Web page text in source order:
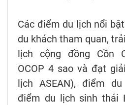
Các điểm du lịch nổi
du khách tham quan,
lịch cộng đồng Cồn
OCOP 4 sao và đạt
lịch ASEAN), điểm
điểm du lịch sinh thái